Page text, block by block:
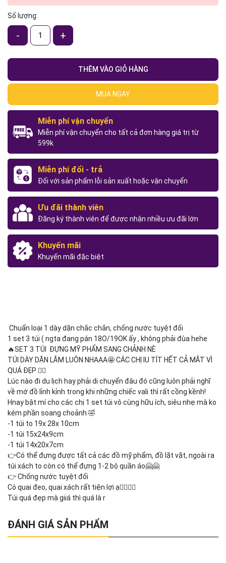
Số lượng:
- +
THÊM VÀO GIỎ HÀNG
MUA NGAY
Miễn phí vận chuyển
Miễn phí vận chuyển cho tất cả đơn hàng giá trị từ
599k
Miễn phí đổi - trả
Đối với sản phẩm lỗi sản xuất hoặc vận chuyển
Ưu đãi thành viên
Đăng ký thành viên để được nhận nhiều ưu đãi lớn
Khuyến mãi
Khuyến mãi đặc biệt
Chuẩn loại 1 dày dặn chắc chắn, chống nước tuyệt đối
1 set 3 túi ( ngta đang pán 18O/19OK ấy , không phải đùa hehe
🔥SET 3 TÚI ĐỰNG MỸ PHẨM SANG CHẢNH NÈ
TÚI DÀY DẶN LẮM LUÔN NHAAA🤩 CÁC CHỊ IU TÍT HẾT CẢ MẮT VÌ
QUÁ ĐẸP ✌🏼
Lúc nào đi du lịch hay phải di chuyển đâu đó cũng luôn phải nghĩ
về mớ đồ lỉnh kỉnh trong khi những chiếc vali thì rất cồng kềnh!
Hnay bật mí cho các chị 1 set túi vô cùng hữu ích, siêu nhẹ mà ko
kém phần soang choảnh 🤣
-1 túi to 19x 28x 10cm
-1 túi 15x24x9cm
-1 túi 14x20x7cm
👉Có thể đựng được tất cả các đồ mỹ phẩm, đồ lặt vặt, ngoài ra
túi xách to còn có thể đựng 1-2 bộ quần áo🤗🤗
👉 Chống nước tuyệt đối
Có quai đeo, quai xách rất tiện lợi ạ👍🏻👍🏻
Túi quá đẹp mà giiá thì quá là r
ĐÁNH GIÁ SẢN PHẨM